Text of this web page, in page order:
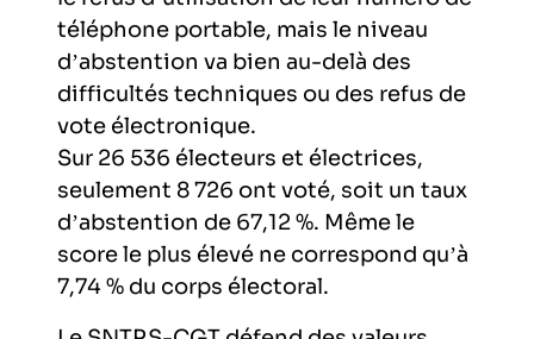
téléphone portable, mais le niveau
d’abstention va bien au-delà des
difficultés techniques ou des refus de
vote électronique.
Sur 26 536 électeurs et électrices,
seulement 8 726 ont voté, soit un taux
d’abstention de 67,12 %. Même le
score le plus élevé ne correspond qu’à
7,74 % du corps électoral.